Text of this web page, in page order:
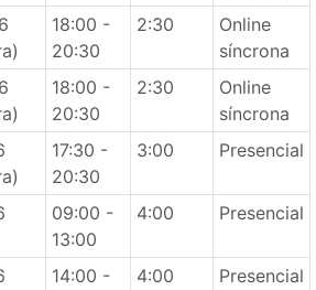
18:00 -
20:30
2:30
Online
síncrona
18:00 -
20:30
2:30
Online
síncrona
17:30 -
20:30
3:00 Presencial
09:00 -
13:00
4:00 Presencial
14:00 -
4:00 Presencial